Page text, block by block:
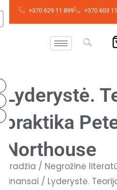
Pereiti
+370 629 11 899 +370 603
Lyderystė.
praktika
Northouse
Pradžia / Negrožinė
finansai / Lyderystė.